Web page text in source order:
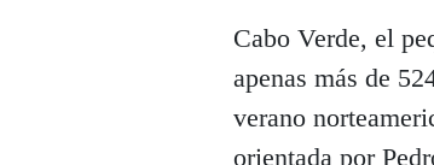
Cabo Verde, el
apenas más de
verano
orientada por